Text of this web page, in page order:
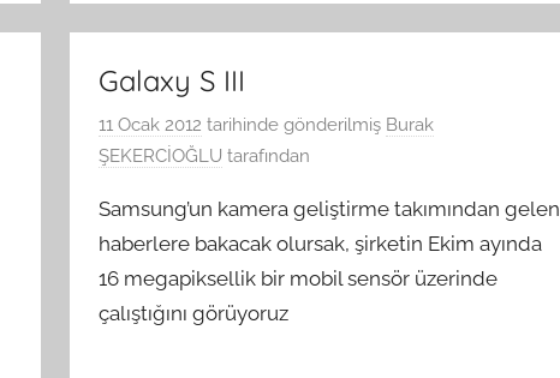
Galaxy S III
11 Ocak 2012 tarihinde gönderilmiş Burak
ŞEKERCİOĞLU tarafından
Samsung’un kamera geliştirme takımından gelen
haberlere bakacak olursak, şirketin Ekim ayında
16 megapiksellik bir mobil sensör üzerinde
çalıştığını görüyoruz